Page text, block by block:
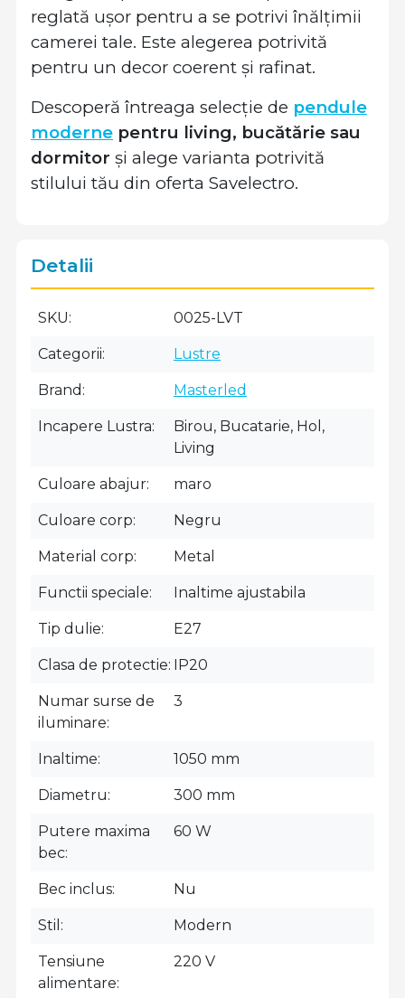
reglată ușor pentru a se potrivi înălțimii
camerei tale. Este alegerea potrivită
pentru un decor coerent și rafinat.
Descoperă întreaga selecție de pendule
moderne pentru living, bucătărie sau
dormitor și alege varianta potrivită
stilului tău din oferta Savelectro.
Detalii
SKU 0025-LVT
Categorii Lustre
Brand Masterled
Incapere Lustra
Birou, Bucatarie, Hol,
Living
Culoare abajur maro
Culoare corp Negru
Material corp Metal
Functii speciale Inaltime ajustabila
Tip dulie E27
Clasa de protectie IP20
Numar surse de
iluminare
3
Inaltime 1050 mm
Diametru 300 mm
Putere maxima
bec
60 W
Bec inclus Nu
Stil Modern
Tensiune
alimentare
220 V